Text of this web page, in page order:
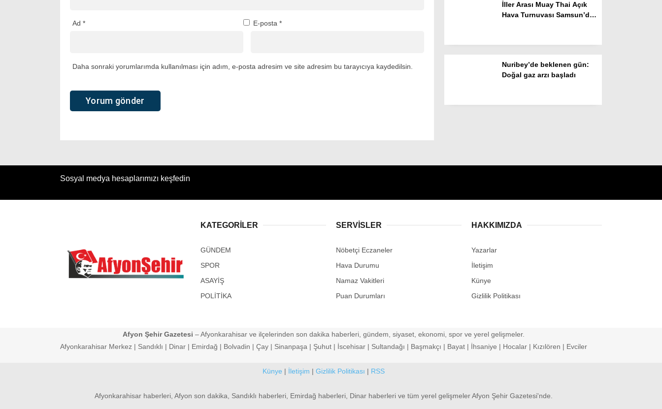
Ad * E-posta *
Daha sonraki yorumlarımda kullanılması için adım, e-posta adresim ve site adresim bu tarayıcıya kaydedilsin.
İller Arası Muay Thai Açık
Hava Turnuvası Samsun’da
Nuribey’de beklenen gün:
Doğal gaz arzı başladı
Sosyal medya hesaplarımızı keşfedin
KATEGORİLER
GÜNDEM
SPOR
ASAYİŞ
POLİTİKA
SERVİSLER
Nöbetçi Eczaneler
Hava Durumu
Namaz Vakitleri
Puan Durumları
HAKKIMIZDA
Yazarlar
İletişim
Künye
Gizlilik Politikası
Afyon Şehir Gazetesi – Afyonkarahisar ve ilçelerinden son dakika haberleri, gündem, siyaset, ekonomi, spor ve yerel gelişmeler.
Afyonkarahisar Merkez | Sandıklı | Dinar | Emirdağ | Bolvadin | Çay | Sinanpaşa | Şuhut | İscehisar | Sultandağı | Başmakçı | Bayat | İhsaniye | Hocalar | Kızılören | Evciler
Künye | İletişim | Gizlilik Politikası | RSS
Afyonkarahisar haberleri, Afyon son dakika, Sandıklı haberleri, Emirdağ haberleri, Dinar haberleri ve tüm yerel gelişmeler Afyon Şehir Gazetesi'nde.